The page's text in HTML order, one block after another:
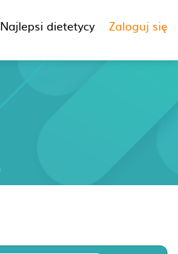
Najlepsi dietetycy Zaloguj się